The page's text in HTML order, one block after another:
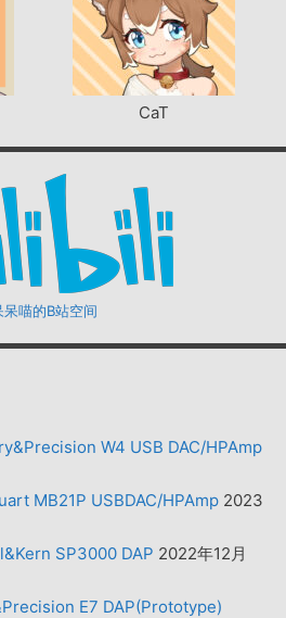
CaT
呆喵的B站空间
W4 USB DAC/HPAmp
MB21P USBDAC/HPAmp 2023
SP3000 DAP 2022年12月
E7 DAP(Prototype)